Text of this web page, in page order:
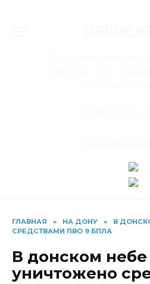
ГЛАВНАЯ » НА ДОНУ »
В
СРЕДСТВАМИ ПВО 9 БПЛА
В донском небе
уничтожено